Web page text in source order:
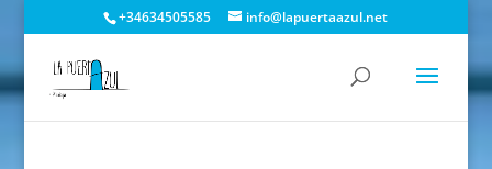
+34634505585 info@lapuertaazul.net